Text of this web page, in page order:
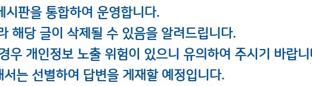
시판을 통합하여 운영합니다.
해당 글이 삭제될 수 있음을 알려드립니다.
개인정보 노출 위험이 있으니 유의하여 주시기 바랍니
는 선별하여 답변을 게재할 예정입니다.